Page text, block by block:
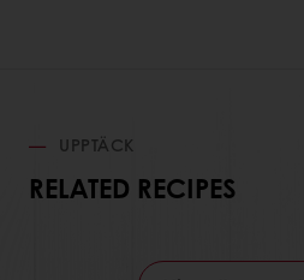
UPPTÄCK
RELATED RECIPES